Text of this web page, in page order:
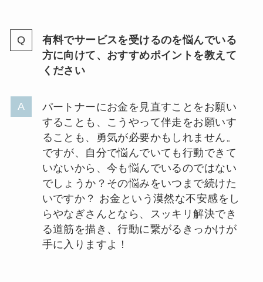
有料でサービスを受けるのを悩んでいる
方に向けて、おすすめポイントを教えて
ください
パートナーにお金を見直すことをお願い
することも、こうやって伴走をお願いす
ることも、勇気が必要かもしれません。
ですが、自分で悩んでいても行動できて
いないから、今も悩んでいるのではない
でしょうか？その悩みをいつまで続けた
いですか？ お金という漠然な不安感をし
らやなぎさんとなら、スッキリ解決でき
る道筋を描き、行動に繋がるきっかけが
手に入りますよ！